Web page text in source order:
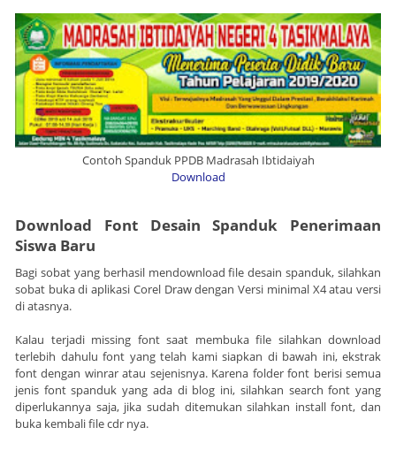
Contoh Spanduk PPDB Madrasah Ibtidaiyah
Download
Download Font Desain Spanduk Penerimaan
Siswa Baru
Bagi sobat yang berhasil mendownload file desain spanduk, silahkan
sobat buka di aplikasi Corel Draw dengan Versi minimal X4 atau versi
di atasnya.
Kalau terjadi missing font saat membuka file silahkan download
terlebih dahulu font yang telah kami siapkan di bawah ini, ekstrak
font dengan winrar atau sejenisnya. Karena folder font berisi semua
jenis font spanduk yang ada di blog ini, silahkan search font yang
diperlukannya saja, jika sudah ditemukan silahkan install font, dan
buka kembali file cdr nya.